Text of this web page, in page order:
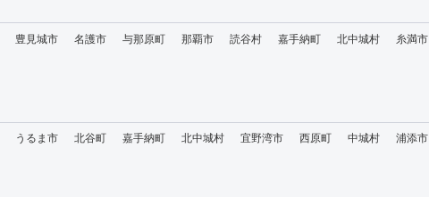
豊見城市 名護市 与那原町 那覇市 読谷村 嘉手納町 北中城村 糸満市
うるま市 北谷町 嘉手納町 北中城村 宜野湾市 西原町 中城村 浦添市